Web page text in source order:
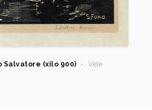
Salvatore (xilo 900) - Vele